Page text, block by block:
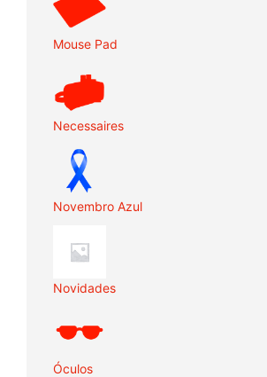
Mouse Pad
Necessaires
Novembro Azul
Novidades
Óculos